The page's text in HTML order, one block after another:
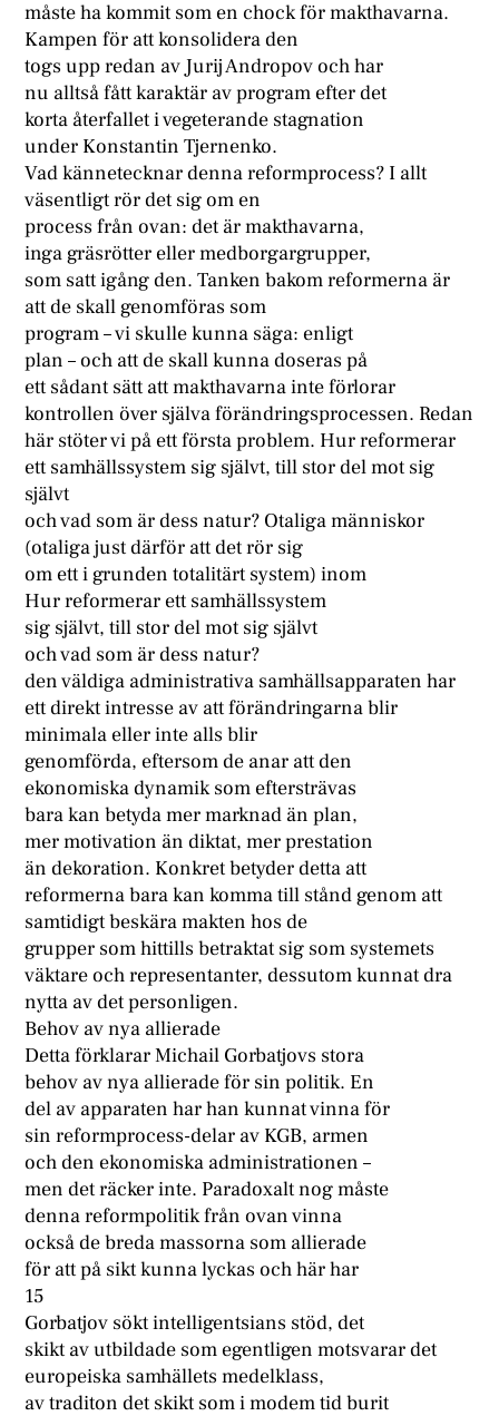
måste ha kommit som en chock för makthavarna.
Kampen för att konsolidera den
togs upp redan av Jurij Andropov och har
nu alltså fått karaktär av program efter det
korta återfallet i vegeterande stagnation
under Konstantin Tjernenko.
Vad kännetecknar denna reformprocess? I allt
väsentligt rör det sig om en
process från ovan: det är makthavarna,
inga gräsrötter eller medborgargrupper,
som satt igång den. Tanken bakom reformerna är
att de skall genomföras som
program – vi skulle kunna säga: enligt
plan – och att de skall kunna doseras på
ett sådant sätt att makthavarna inte förlorar
kontrollen över själva förändringsprocessen. Redan
här stöter vi på ett första problem. Hur reformerar
ett samhällssystem sig självt, till stor del mot sig
självt
och vad som är dess natur? Otaliga människor
(otaliga just därför att det rör sig
om ett i grunden totalitärt system) inom
Hur reformerar ett samhällssystem
sig självt, till stor del mot sig självt
och vad som är dess natur?
den väldiga administrativa samhällsapparaten har
ett direkt intresse av att förändringarna blir
minimala eller inte alls blir
genomförda, eftersom de anar att den
ekonomiska dynamik som eftersträvas
bara kan betyda mer marknad än plan,
mer motivation än diktat, mer prestation
än dekoration. Konkret betyder detta att
reformerna bara kan komma till stånd genom att
samtidigt beskära makten hos de
grupper som hittills betraktat sig som systemets
väktare och representanter, dessutom kunnat dra
nytta av det personligen.
Behov av nya allierade
Detta förklarar Michail Gorbatjovs stora
behov av nya allierade för sin politik. En
del av apparaten har han kunnat vinna för
sin reformprocess-delar av KGB, armen
och den ekonomiska administrationen –
men det räcker inte. Paradoxalt nog måste
denna reformpolitik från ovan vinna
också de breda massorna som allierade
för att på sikt kunna lyckas och här har
15
Gorbatjov sökt intelligentsians stöd, det
skikt av utbildade som egentligen motsvarar det
europeiska samhällets medelklass,
av traditon det skikt som i modem tid burit